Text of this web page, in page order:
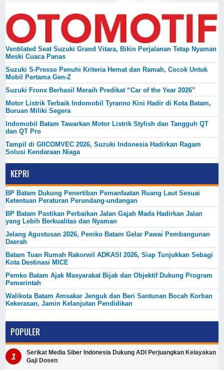
Ventilated Seat Suzuki Grand Vitara, Bikin Perjalanan Tetap Nyaman
Meski Cuaca Panas
Suzuki S-Presso Penuhi Kriteria Hemat dan Ramah, Cocok Untuk
Mobil Pertama Gen-Z
Suzuki Fronx Berhasil Meraih Predikat “Car of the Year 2026”
Motor Listrik Terbaik Indomobil Tyranno Kini Hadir di Kota Batam,
Buruan Miliki Segera
Indomobil Batam Tawarkan Motor Listrik Stylish dan Tangguh QT
dan QT Pro
Tampil di GIICOMVEC 2026, Suzuki Indonesia Hadirkan Ragam
Solusi Kendaraan Niaga
KEPRI
BP Batam Dukung Penertiban Pemanfaatan Ruang Laut Sesuai
Ketentuan Peraturan Perundang-undangan
BP Batam Pastikan Perbaikan Jalan Gajah Mada Hadirkan Jalan
yang Lebih Berkualitas dan Nyaman
Jelang Agustusan 2026, Pemko Batam Gelar Pawai Pembangunan
Daerah
Batam Tuan Rumah Rakorwil ADKASI 2026, Siap Tunjukkan Sebagi
Kota Destinasi MICE
Pemko Batam Ajak Masyarakat Bijak dan Objektif Dukung Program
Pemerintah
Walikota Batam Amsakar Jenguk dan Beri Santunan Bocah Korban
Kekerasan, Jamin Kelanjutan Pendidikan
POPULER
Serikat Media Siber Indonesia Dukung ADI Perjuangkan Kelayakan
Gaji Dosen